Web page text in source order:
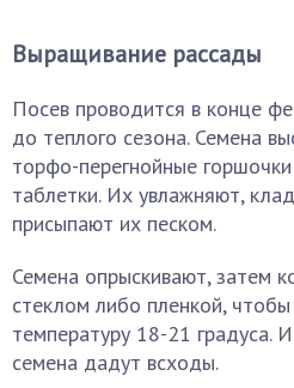
Выращивание рассады
Посев проводится в конце
до теплого сезона. Семена
торфо-перегнойные
таблетки. Их увлажняют,
присыпают их песком.
Семена опрыскивают, затем
стеклом либо пленкой,
температуру 18-21 градуса.
семена дадут всходы.